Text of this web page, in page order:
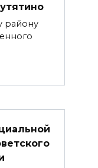
району